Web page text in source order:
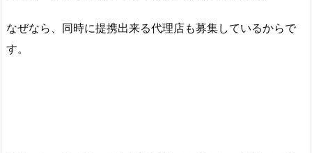
なぜなら、同時に提携出来る代理店も募集しているからで
す。